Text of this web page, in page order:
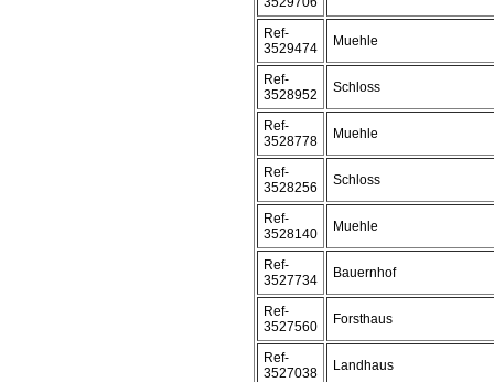
Ref-
3529474
Muehle
Ref-
3528952
Schloss
Ref-
3528778
Muehle
Ref-
3528256
Schloss
Ref-
3528140
Muehle
Ref-
3527734
Bauernhof
Ref-
3527560
Forsthaus
Ref-
3527038
Landhaus